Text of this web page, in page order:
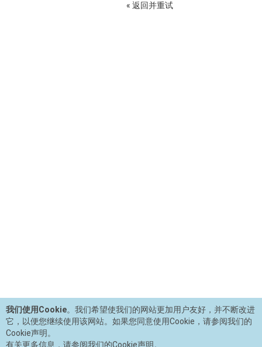
« 返回并重试
我们使用Cookie。我们希望使我们的网站更加用户友好，并不断改进
它，以便您继续使用该网站。如果您同意使用Cookie，请参阅我们的
Cookie声明。
有关更多信息，请参阅我们的Cookie声明。